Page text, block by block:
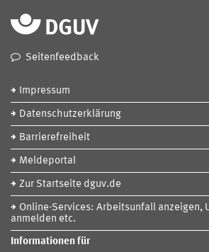
Seitenfeedback
Impressum
Datenschutzerklärung
Barrierefreiheit
Meldeportal
Zur Startseite dguv.de
Online-Services: Arbeitsunfall anzeigen,
anmelden etc.
Informationen für